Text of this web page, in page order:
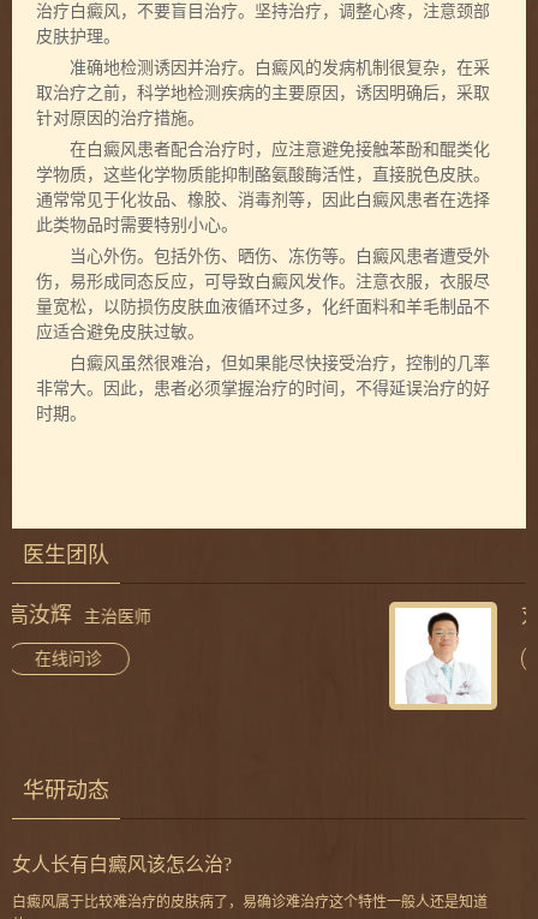
治疗白癜风，不要盲目治疗。坚持治疗，调整心疼，注意颈部
皮肤护理。
准确地检测诱因并治疗。白癜风的发病机制很复杂，在采
取治疗之前，科学地检测疾病的主要原因，诱因明确后，采取
针对原因的治疗措施。
在白癜风患者配合治疗时，应注意避免接触苯酚和醌类化
学物质，这些化学物质能抑制酪氨酸酶活性，直接脱色皮肤。
通常常见于化妆品、橡胶、消毒剂等，因此白癜风患者在选择
此类物品时需要特别小心。
当心外伤。包括外伤、晒伤、冻伤等。白癜风患者遭受外
伤，易形成同态反应，可导致白癜风发作。注意衣服，衣服尽
量宽松，以防损伤皮肤血液循环过多，化纤面料和羊毛制品不
应适合避免皮肤过敏。
白癜风虽然很难治，但如果能尽快接受治疗，控制的几率
非常大。因此，患者必须掌握治疗的时间，不得延误治疗的好
时期。
医生团队
华研动态
女人长有白癜风该怎么治?
白癜风属于比较难治疗的皮肤病了，易确诊难治疗这个特性一般人还是知道